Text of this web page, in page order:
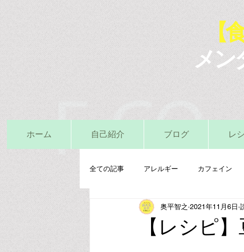
【
メン
ホーム 自己紹介 ブログ レ
全ての記事 アレルギー カフェイン
栄養精神医学 鉄 亜鉛 マ
【レシピ
奥平智之 2021年11月6日